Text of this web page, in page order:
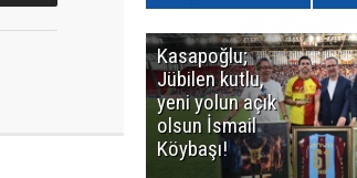
Kasapoğlu;
Jübilen kutlu,
yeni yolun açık
olsun İsmail
Köybaşı!